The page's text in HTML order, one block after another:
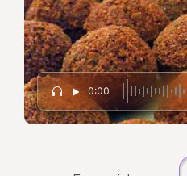
0:00